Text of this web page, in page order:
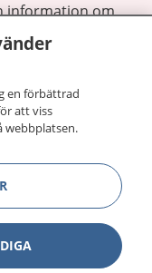
information om
kan kontakta.
dina
för
Visa
en förbättrad
att viss
webbplatsen.